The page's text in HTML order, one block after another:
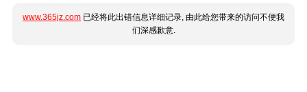
www.365jz.com 已经将此出错信息详细记录, 由此给您带来的访问不便我
们深感歉意.